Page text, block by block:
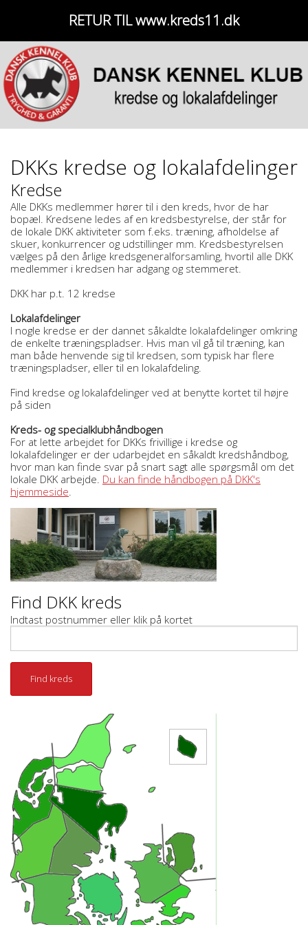
RETUR TIL www.kreds11.dk
DKKs kredse og lokalafdelinger
Kredse
Alle DKKs medlemmer hører til i den kreds, hvor de har
bopæl. Kredsene ledes af en kredsbestyrelse, der står for
de lokale DKK aktiviteter som f.eks. træning, afholdelse af
skuer, konkurrencer og udstillinger mm. Kredsbestyrelsen
vælges på den årlige kredsgeneralforsamling, hvortil alle DKK
medlemmer i kredsen har adgang og stemmeret.
DKK har p.t. 12 kredse
Lokalafdelinger
I nogle kredse er der dannet såkaldte lokalafdelinger omkring
de enkelte træningspladser. Hvis man vil gå til træning, kan
man både henvende sig til kredsen, som typisk har flere
træningspladser, eller til en lokalafdeling.
Find kredse og lokalafdelinger ved at benytte kortet til højre
på siden
Kreds- og specialklubhåndbogen
For at lette arbejdet for DKKs frivillige i kredse og
lokalafdelinger er der udarbejdet en såkaldt kredshåndbog,
hvor man kan finde svar på snart sagt alle spørgsmål om det
lokale DKK arbejde. Du kan finde håndbogen på DKK's
hjemmeside.
Find DKK kreds
Indtast postnummer eller klik på kortet